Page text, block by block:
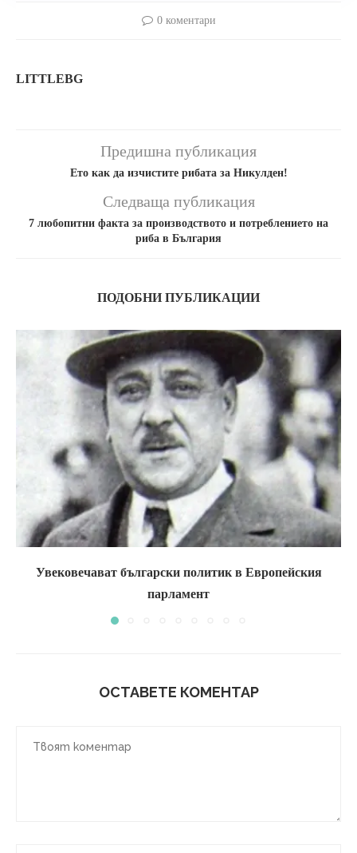
0 коментари
LITTLEBG
Предишна публикация
Ето как да изчистите рибата за Никулден!
Следваща публикация
7 любопитни факта за производството и потреблението на
риба в България
ПОДОБНИ ПУБЛИКАЦИИ
Увековечават български политик в Европейския
парламент
ОСТАВЕТЕ КОМЕНТАР